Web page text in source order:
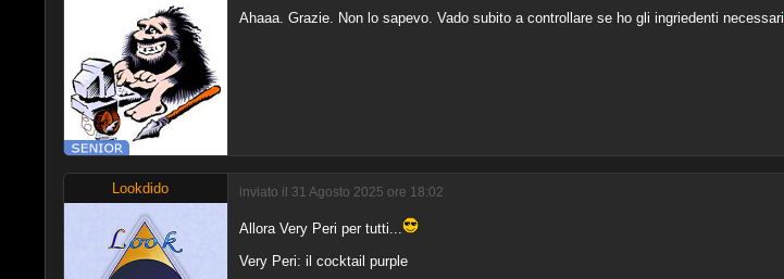
Ahaaa. Grazie. Non lo sapevo. Vado subito a controllare se ho gli ingriedenti necessari
Lookdido inviato il 31 Agosto 2025 ore 18:02
Allora Very Peri per tutti...
Very Peri: il cocktail purple